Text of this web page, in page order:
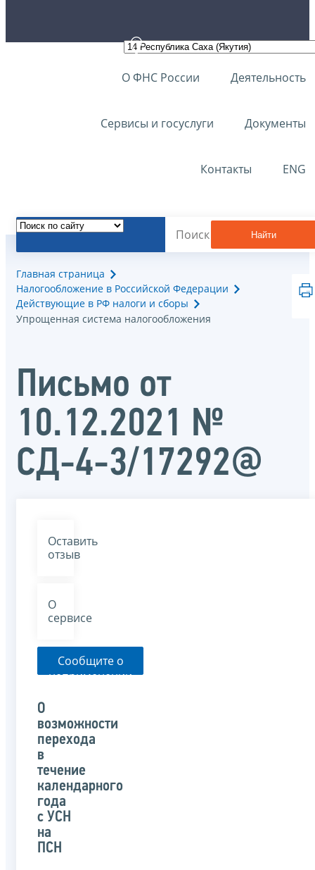
О ФНС России Деятельность
Сервисы и госуслуги Документы
Контакты ENG
Найти
Главная страница
Налогообложение в Российской Федерации
Действующие в РФ налоги и сборы
Упрощенная система налогообложения
Письмо от
10.12.2021 №
СД-4-3/17292@
Оставить
отзыв
О
сервисе
Сообщите о
неприменении
указанного
письма
О
возможности
перехода
в
течение
календарного
года
с УСН
на
ПСН